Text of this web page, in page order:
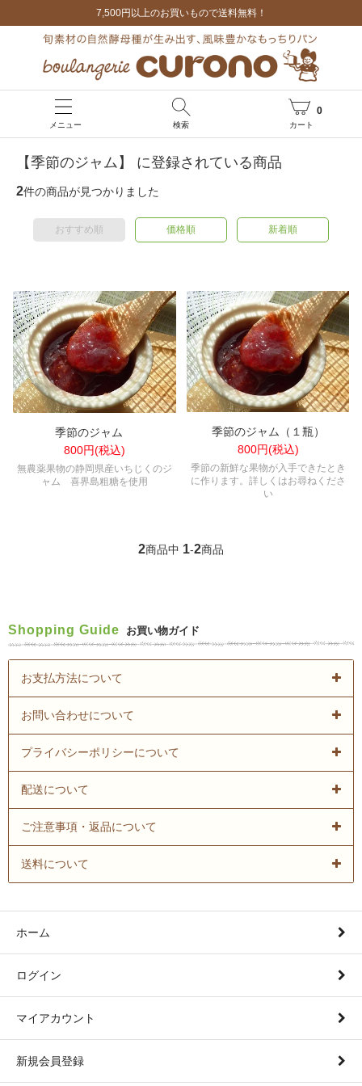
7,500円以上のお買いもので送料無料！
メニュー 検索 カート
0
【季節のジャム】 に登録されている商品
2件の商品が見つかりました
おすすめ順 価格順 新着順
季節のジャム
800円(税込)
無農薬果物の静岡県産いちじくのジ
ャム 喜界島粗糖を使用
季節のジャム（１瓶）
800円(税込)
季節の新鮮な果物が入手できたとき
に作ります。詳しくはお尋ねくださ
い
2商品中 1-2商品
Shopping Guide お買い物ガイド
お支払方法について
お問い合わせについて
プライバシーポリシーについて
配送について
ご注意事項・返品について
送料について
ホーム
ログイン
マイアカウント
新規会員登録